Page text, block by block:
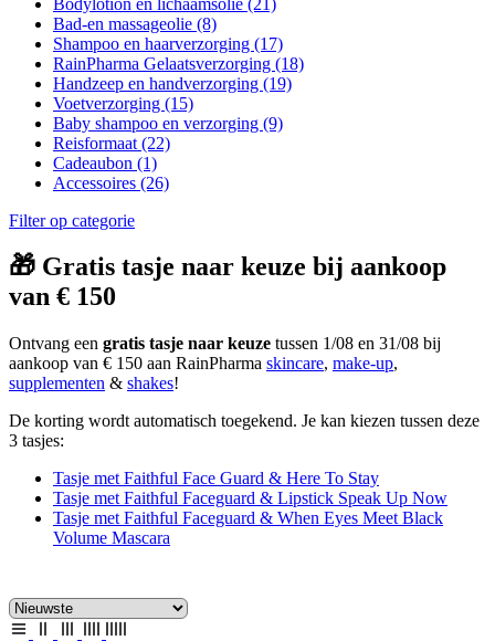
Bad-en massageolie (8)
Shampoo en haarverzorging (17)
RainPharma Gelaatsverzorging (18)
Handzeep en handverzorging (19)
Voetverzorging (15)
Baby shampoo en verzorging (9)
Reisformaat (22)
Cadeaubon (1)
Accessoires (26)
Filter op categorie
🎁 Gratis tasje naar keuze bij aankoop
van € 150
Ontvang een gratis tasje naar keuze tussen 1/08 en 31/08 bij
aankoop van € 150 aan RainPharma skincare, make-up,
supplementen & shakes!
De korting wordt automatisch toegekend. Je kan kiezen tussen deze
3 tasjes:
Tasje met Faithful Face Guard & Here To Stay
Tasje met Faithful Faceguard & Lipstick Speak Up Now
Tasje met Faithful Faceguard & When Eyes Meet Black
Volume Mascara